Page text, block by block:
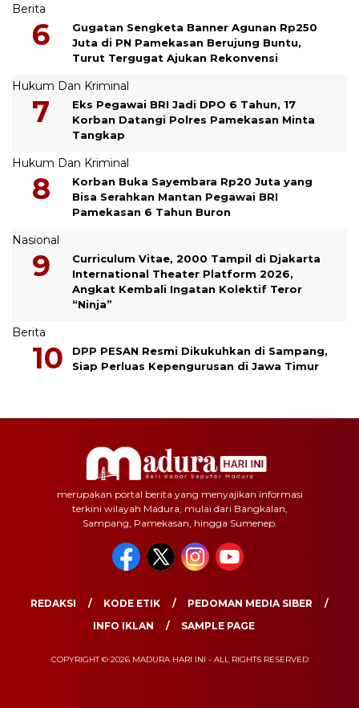
Berita
Gugatan Sengketa Banner Agunan Rp250
Juta di PN Pamekasan Berujung Buntu,
Turut Tergugat Ajukan Rekonvensi
Hukum Dan Kriminal
Eks Pegawai BRI Jadi DPO 6 Tahun, 17
Korban Datangi Polres Pamekasan Minta
Tangkap
Hukum Dan Kriminal
Korban Buka Sayembara Rp20 Juta yang
Bisa Serahkan Mantan Pegawai BRI
Pamekasan 6 Tahun Buron
Nasional
Curriculum Vitae, 2000 Tampil di Djakarta
International Theater Platform 2026,
Angkat Kembali Ingatan Kolektif Teror
“Ninja”
Berita
DPP PESAN Resmi Dikukuhkan di Sampang,
Siap Perluas Kepengurusan di Jawa Timur
merupakan portal berita yang menyajikan informasi
terkini wilayah Madura, mulai dari Bangkalan,
Sampang, Pamekasan, hingga Sumenep.
REDAKSI KODE ETIK
PEDOMAN MEDIA SIBER
INFO IKLAN
SAMPLE PAGE
COPYRIGHT © 2026 MADURA HARI INI - ALL RIGHTS RESERVED